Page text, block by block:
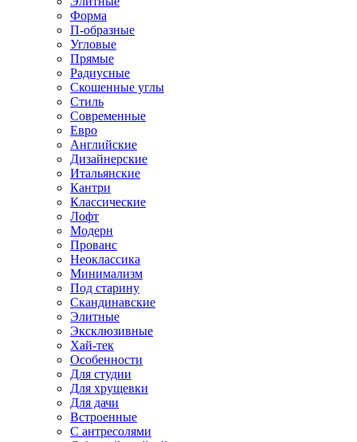
Форма
П-образные
Угловые
Прямые
Радиусные
Скошенные углы
Стиль
Современные
Евро
Английские
Дизайнерские
Итальянские
Кантри
Классические
Лофт
Модерн
Прованс
Неоклассика
Минимализм
Под старину
Скандинавские
Элитные
Эксклюзивные
Хай-тек
Особенности
Для студии
Для хрущевки
Для дачи
Встроенные
С антресолями